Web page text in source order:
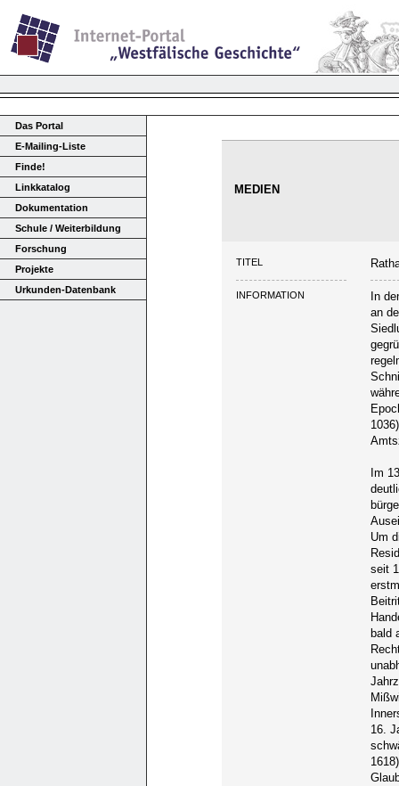
Das Portal
E-Mailing-Liste
Finde!
Linkkatalog
Dokumentation
Schule / Weiterbildung
Forschung
Projekte
Urkunden-Datenbank
MEDIEN
TITEL
INFORMATION
In
an
Im
Um
seit
bald
16.